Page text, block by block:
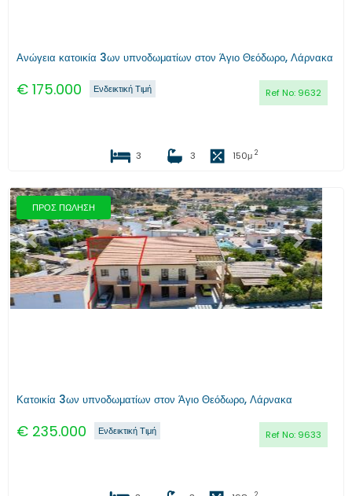
Ανώγεια κατοικία 3ων υπνοδωματίων στον Άγιο Θεόδωρο, Λάρνακα
€ 175.000 Ref No: 9632
Ενδεικτική Τιμή
3 3 150μ 2
ΠΡΟΣ ΠΩΛΗΣΗ
Προηγούμενο Επόμενο
Κατοικία 3ων υπνοδωματίων στον Άγιο Θεόδωρο, Λάρνακα
€ 235.000 Ref No: 9633
Ενδεικτική Τιμή